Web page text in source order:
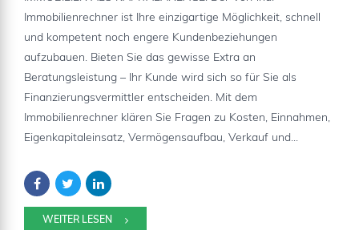
Immobilienrechner ist Ihre einzigartige Möglichkeit, schnell
und kompetent noch engere Kundenbeziehungen
aufzubauen. Bieten Sie das gewisse Extra an
Beratungsleistung – Ihr Kunde wird sich so für Sie als
Finanzierungsvermittler entscheiden. Mit dem
Immobilienrechner klären Sie Fragen zu Kosten, Einnahmen,
Eigenkapitaleinsatz, Vermögensaufbau, Verkauf und...
WEITER LESEN